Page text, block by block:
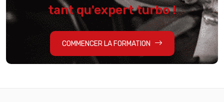
tant qu'expert turbo !
COMMENCER LA FORMATION